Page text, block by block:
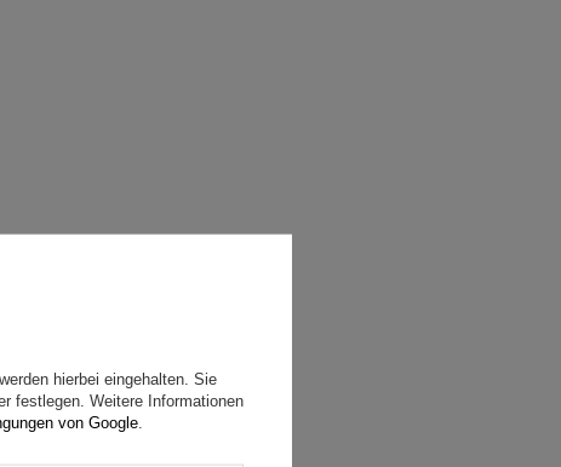
werden hierbei eingehalten. Sie
festlegen. Weitere Informationen
von Google